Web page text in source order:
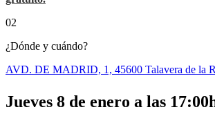
02
¿Dónde y cuándo?
AVD. DE MADRID, 1, 45600 Talavera de la
Jueves 8 de enero a las